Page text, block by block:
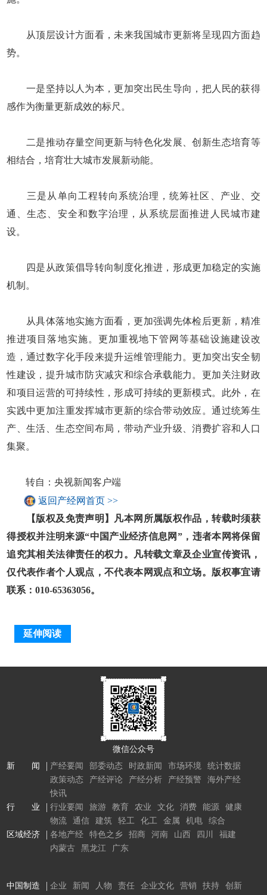
从顶层设计方面看，未来我国城市更新将呈现四方面趋
势。
一是坚持以人为本，更加突出民生导向，把人民的获得
感作为衡量更新成效的标尺。
二是推动存量空间更新与特色化发展、创新生态培育等
相结合，培育壮大城市发展新动能。
三是从单向工程转向系统治理，统筹社区、产业、交
通、生态、安全和数字治理，从系统层面推进人民城市建
设。
四是从政策倡导转向制度化推进，形成更加稳定的实施
机制。
从具体落地实施方面看，更加强调先体检后更新，精准
推进项目落地实施。更加重视地下管网等基础设施建设改
造，通过数字化手段来提升运维管理能力。更加突出安全韧
性建设，提升城市防灾减灾和综合承载能力。更加关注财政
和项目运营的可持续性，形成可持续的更新模式。此外，在
实践中更加注重发挥城市更新的综合带动效应。通过统筹生
产、生活、生态空间布局，带动产业升级、消费扩容和人口
集聚。
转自：央视新闻客户端
返回产经网首页 >>
【版权及免责声明】凡本网所属版权作品，转载时须获
得授权并注明来源“中国产业经济信息网”，违者本网将保留
追究其相关法律责任的权力。凡转载文章及企业宣传资讯，
仅代表作者个人观点，不代表本网观点和立场。版权事宜请
联系：010-65363056。
延伸阅读
微信公众号
新 闻
产经要闻 部委动态 时政新闻 市场环境
统计数据
政策动态
产经评论 产经分析 产经预警
海外产经
快讯
行 业
行业要闻 旅游 教育 农业 文化 消费 能源
健康
物流
通信 建筑 轻工 化工 金属 机电
综合
区域经济
各地产经 特色之乡 招商 河南 山西 四川
福建
内蒙古
黑龙江 广东
中国制造 企业 新闻 人物 责任 企业文化 营销 扶持 创新